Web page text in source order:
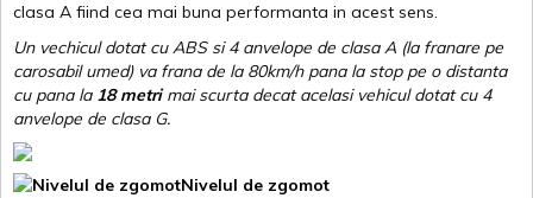
clasa A fiind cea mai buna performanta in acest sens.
Un vechicul dotat cu ABS si 4 anvelope de clasa A (la franare pe
carosabil umed) va frana de la 80km/h pana la stop pe o distanta
cu pana la 18 metrimai scurta decat acelasi vehicul dotat cu 4
anvelope de clasa G.
Nivelul de zgomot